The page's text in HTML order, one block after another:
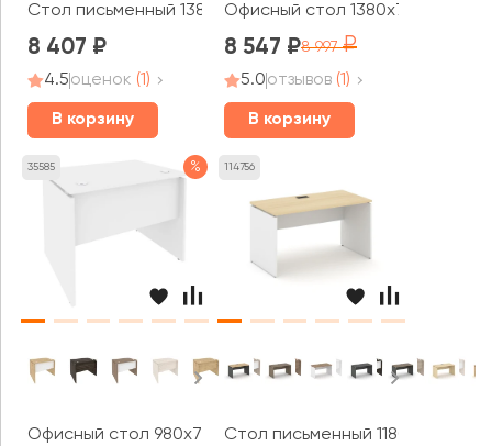
Стол письменный 1380x600x750 Стайл Проджект /
8 407
4.5оценок (1)
В корзину
Офисный стол 1380x720x755
8 547 8 997
5.0отзывов (1)
В корзину
35585 %
Офисный стол 980x720x750 Оникс / Onix
114756
Стол письменный